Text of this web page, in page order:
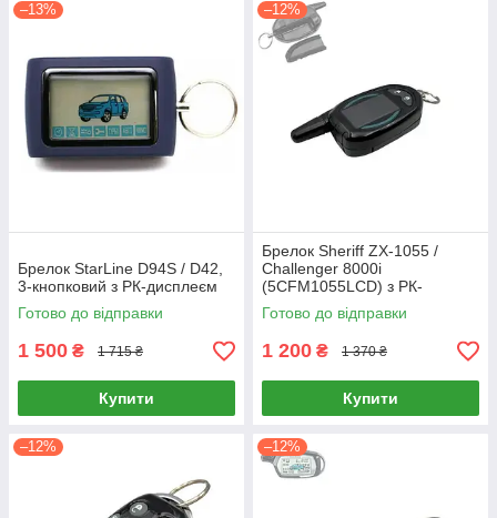
–13%
Брелок StarLine D94S / D42,
3-кнопковий з РК-дисплеєм
Готово до відправки
1 500 ₴ 1 715 ₴
Купити
–12%
Брелок Sheriff ZX-1055 /
Challenger 8000i
(5CFM1055LCD) з РК-
дисплеєм
Готово до відправки
1 200 ₴ 1 370 ₴
Купити
–12% –12%